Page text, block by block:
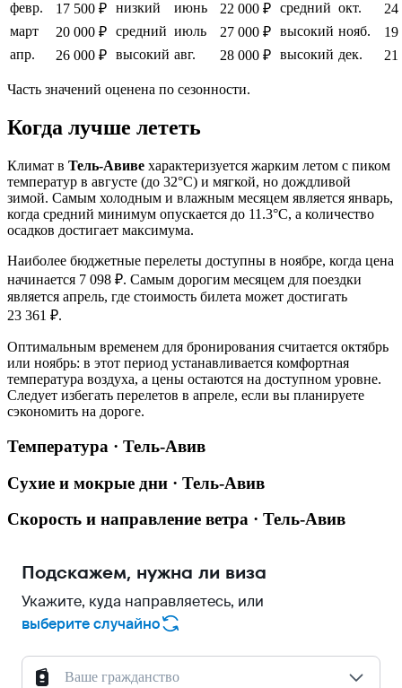
февр.
17 500 ₽ низкий июнь 22 000 ₽ средний окт.
24
март
20 000 ₽ средний июль 27 000 ₽ высокий нояб.
19
апр.
26 000 ₽ высокий авг. 28 000 ₽ высокий дек. 21
Часть значений оценена по сезонности.
Когда лучше лететь
Климат в Тель-Авиве характеризуется жарким летом с пиком
температур в августе (до 32°C) и мягкой, но дождливой
зимой. Самым холодным и влажным месяцем является январь,
когда средний минимум опускается до 11.3°C, а количество
осадков достигает максимума.
Наиболее бюджетные перелеты доступны в ноябре, когда цена
начинается 7 098 ₽. Самым дорогим месяцем для поездки
является апрель, где стоимость билета может достигать
23 361 ₽.
Оптимальным временем для бронирования считается октябрь
или ноябрь: в этот период устанавливается комфортная
температура воздуха, а цены остаются на доступном уровне.
Следует избегать перелетов в апреле, если вы планируете
сэкономить на дороге.
Температура · Тель-Авив
Сухие и мокрые дни · Тель-Авив
Скорость и направление ветра · Тель-Авив
Подскажем, нужна ли виза
Укажите, куда направляетесь, или
выберите случайно
Ваше гражданство